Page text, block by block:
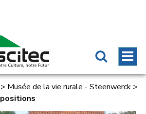
> Musée de la vie rurale - Steenwerck >